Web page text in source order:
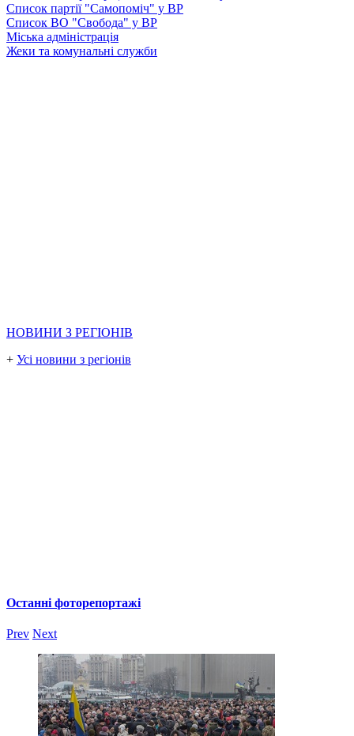
Список партії "Самопоміч" у ВР
Список ВО "Свобода" у ВР
Міська адміністрація
Жеки та комунальні служби
НОВИНИ З РЕГІОНІВ
+ Усі новини з регіонів
Останні фоторепортажі
Prev Next